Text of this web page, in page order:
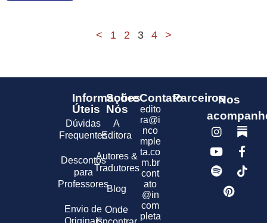
< 1 2 3 4 >
Informações
Úteis
Dúvidas
Frequentes
Descontos
para
Professores
Envio de
Originais
Sobre
Nós
A
Editora
Autores &
Tradutores
Blog
Onde
Contato
edito
ra@i
nco
mple
ta.co
m.br
cont
ato
@in
com
pleta
ParceirosNos